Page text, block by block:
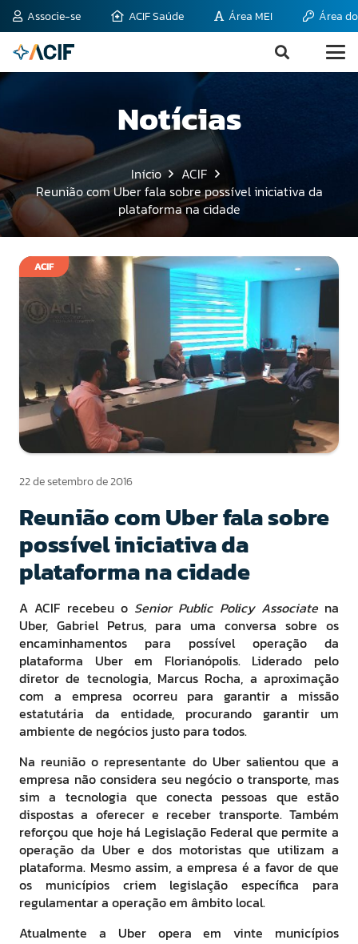
Associe-se ACIF Saúde Área MEI Área
Notícias
Início
ACIF
Reunião com Uber fala sobre possível iniciativa da
plataforma na cidade
ACIF
22 de setembro de 2016
Reunião com Uber fala sobre
possível iniciativa da
plataforma na cidade
A ACIF recebeu o Senior Public Policy Associatena
Uber, Gabriel Petrus, para uma conversa sobre os
encaminhamentos para possível operação da
plataforma Uber em Florianópolis. Liderado pelo
diretor de tecnologia, Marcus Rocha, a aproximação
com a empresa ocorreu para garantir a missão
estatutária da entidade, procurando garantir um
ambiente de negócios justo para todos.
Na reunião o representante do Uber salientou que a
empresa não considera seu negócio o transporte, mas
sim a tecnologia que conecta pessoas que estão
dispostas a oferecer e receber transporte. Também
reforçou que hoje há Legislação Federal que permite a
operação da Uber e dos motoristas que utilizam a
plataforma. Mesmo assim, a empresa é a favor de que
os municípios criem legislação específica para
regulamentar a operação em âmbito local.
Atualmente a Uber opera em vinte municípios